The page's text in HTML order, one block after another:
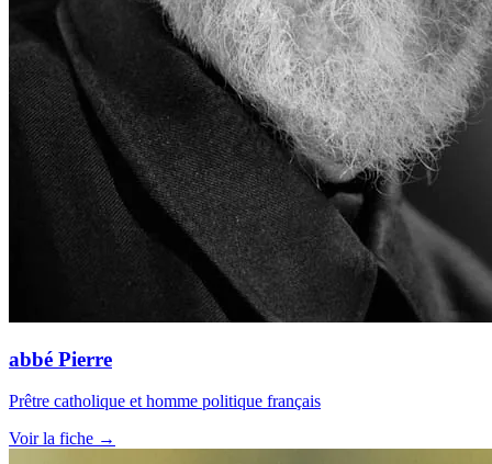
abbé Pierre
Prêtre catholique et homme politique français
Voir la fiche →